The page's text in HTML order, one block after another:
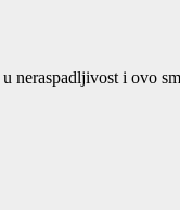
neraspadljivost i ovo